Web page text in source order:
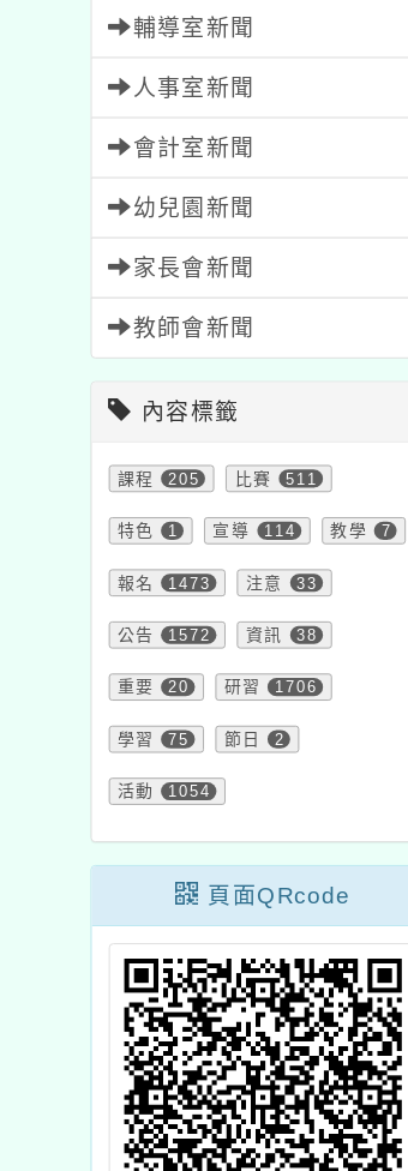
輔導室新聞
人事室新聞
會計室新聞
幼兒園新聞
家長會新聞
教師會新聞
內容標籤
課程 205 比賽 511
特色 1 宣導 114 教學 7
報名 1473 注意 33
公告 1572 資訊 38
重要 20 研習 1706
學習 75 節日 2
活動 1054
頁面QRcode